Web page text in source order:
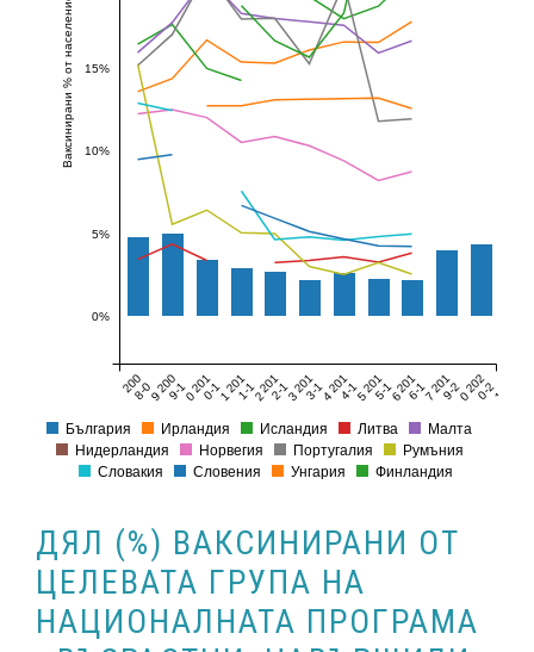
2008-09
2009-10
2010-11
2011-12
2012-13
2013-14
2014-15
2015-16
2016-17
2019-20
2020-21
Ваксинирани % от населението
0%
5%
10%
15%
България Ирландия Исландия Литва
Малта
Нидерландия
Норвегия Португалия
Румъния
Словакия
Словения Унгария Финландия
ДЯЛ (%) ВАКСИНИРАНИ ОТ
ЦЕЛЕВАТА ГРУПА НА
НАЦИОНАЛНАТА ПРОГРАМА